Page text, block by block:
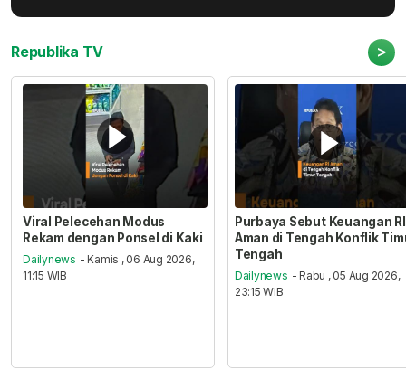
Republika TV >
Viral Pelecehan Modus
Rekam dengan Ponsel di Kaki
Dailynews - Kamis , 06 Aug 2026,
11:15 WIB
Purbaya Sebut Keuangan RI
Aman di Tengah Konflik
Tengah
Dailynews - Rabu , 05 Aug 2026,
23:15 WIB